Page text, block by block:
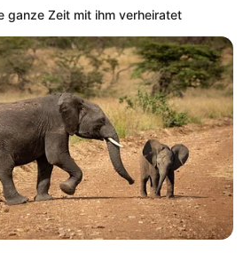
ganze Zeit mit ihm verheiratet